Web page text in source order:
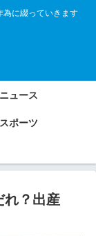
為に綴っていきます
ニュース
スポーツ
れ？出産